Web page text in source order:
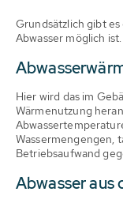
Grundsätzlich gibt
Abwasser möglich ist.
Hier wird das im
Wärmenutzung
Wassermengengen,
Betriebsaufwand
Abwasser aus